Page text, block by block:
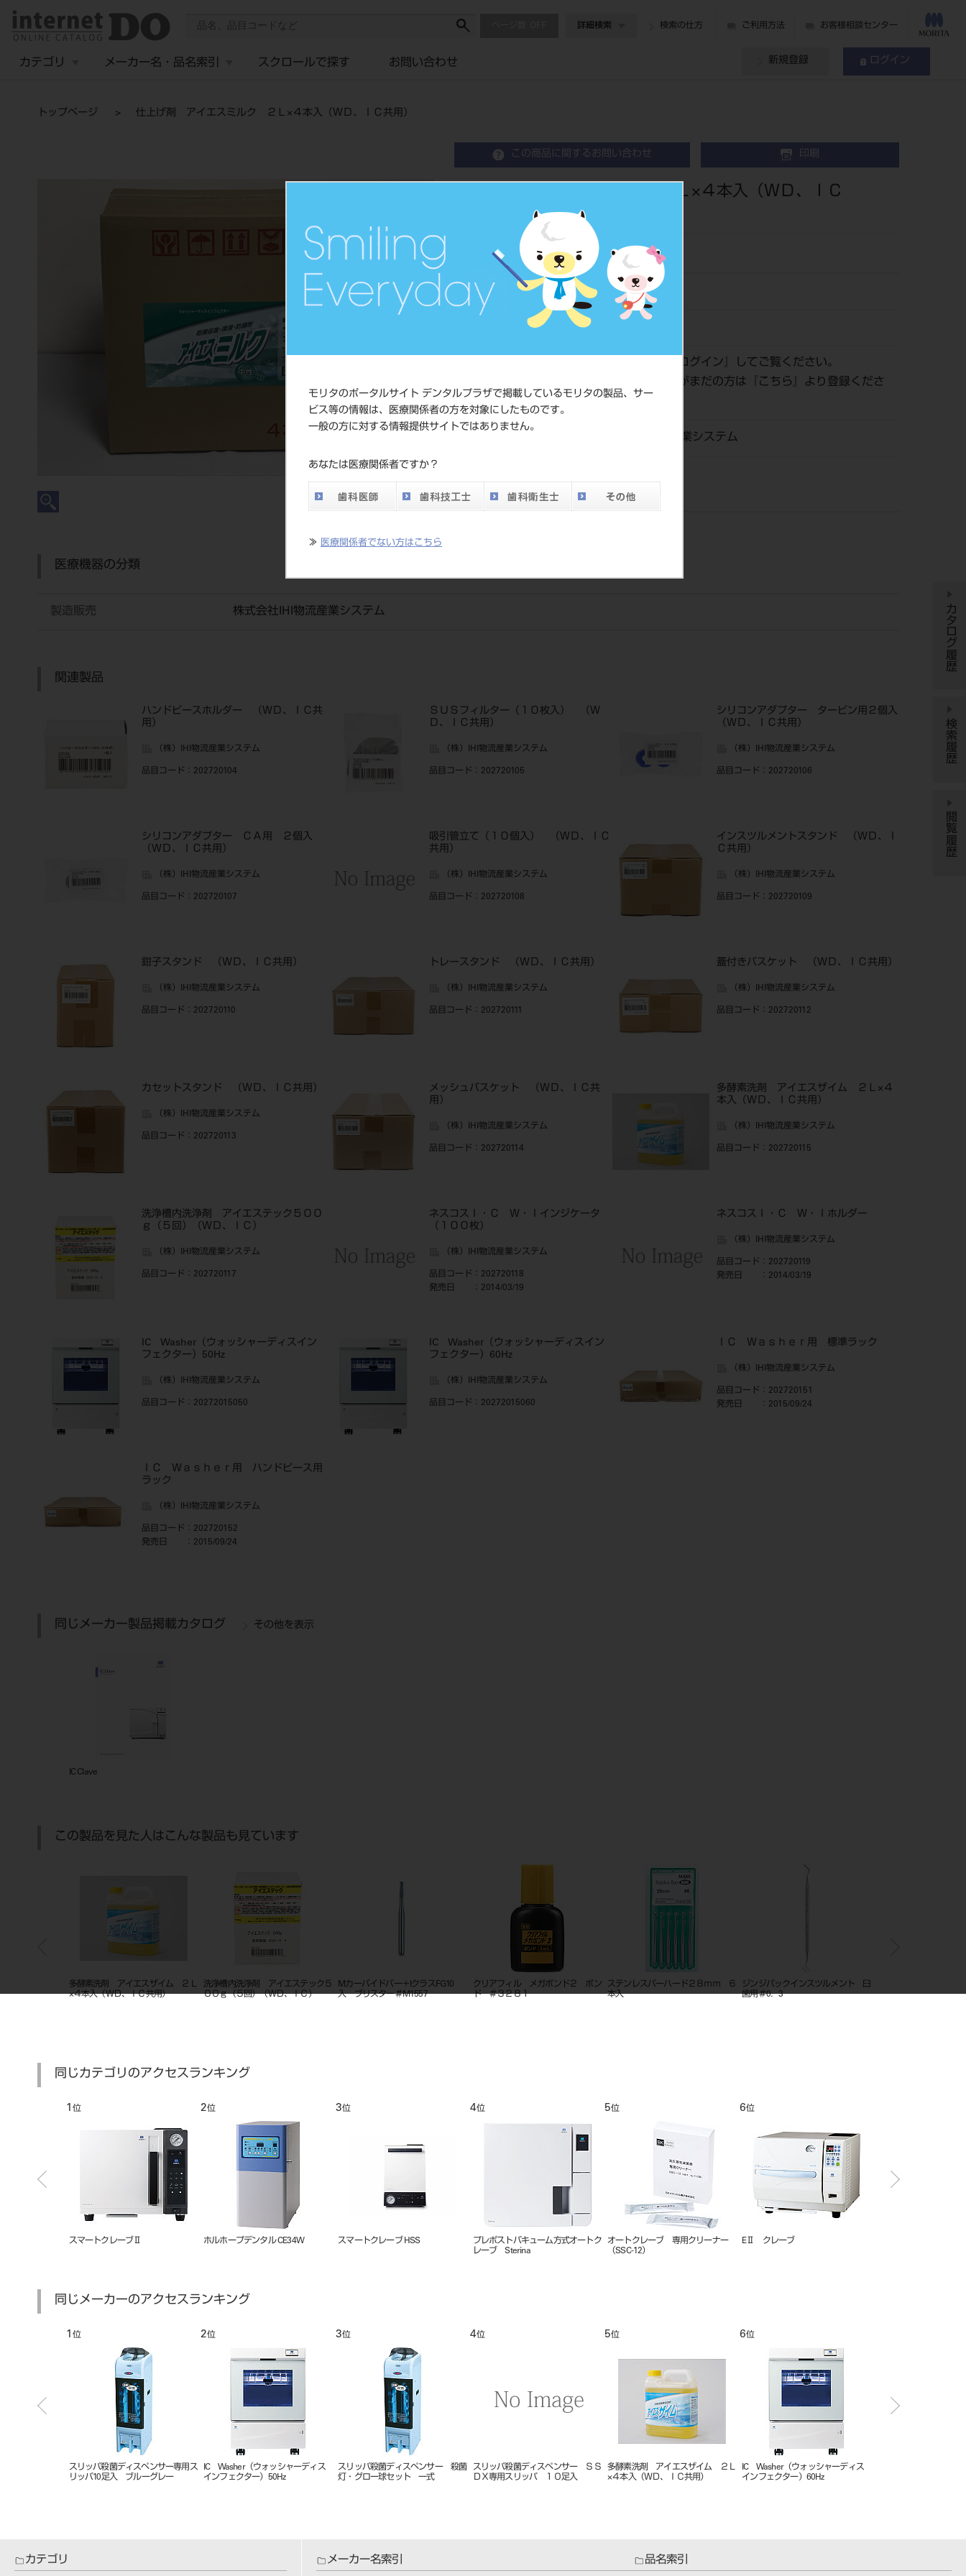
モリタのポータルサイト デンタルプラザで掲載しているモリタの製品、サー
ビス等の情報は、医療関係者の方を対象にしたものです。
一般の方に対する情報提供サイトではありません。
あなたは医療関係者ですか？
≫ 医療関係者でない方はこちら
詳細検索 検索の仕方 ご利用方法 お客様相談センター
カテゴリ メーカー名・品名索引 スクロールで探す お問い合わせ 新規登録 ログイン
トップページ 仕上げ剤 アイエスミルク ２Ｌ×４本入（ＷＤ、ＩＣ共用）
この商品に関するお問い合わせ 印刷
仕上げ剤 アイエスミルク ２Ｌ×４本入（ＷＤ、ＩＣ
品目コード 202720116
JAN/EANコード
ログイン 』してご覧ください。
ネット会員登録がまだの方は『
こちら
』より登録くださ
い。
（株）IHI物流産業システム
ジ
101
医療機器の分類
製造販売 株式会社IHI物流産業システム
関連製品
ハンドピースホルダー （ＷＤ、ＩＣ共
用）
（株）IHI物流産業システム
品目コード ：202720104
ＳＵＳフィルター（１０枚入） （Ｗ
Ｄ、ＩＣ共用）
（株）IHI物流産業システム
品目コード ：202720105
シリコンアダプター タービン用２個入
（ＷＤ、ＩＣ共用）
（株）IHI物流産業システム
品目コード ：202720106
シリコンアダプター ＣＡ用 ２個入
（ＷＤ、ＩＣ共用）
（株）IHI物流産業システム
品目コード ：202720107
吸引管立て（１０個入） （ＷＤ、ＩＣ
共用）
（株）IHI物流産業システム
品目コード ：202720108
インスツルメントスタンド （ＷＤ、Ｉ
Ｃ共用）
（株）IHI物流産業システム
品目コード ：202720109
鉗子スタンド （ＷＤ、ＩＣ共用）
（株）IHI物流産業システム
品目コード ：202720110
トレースタンド （ＷＤ、ＩＣ共用）
（株）IHI物流産業システム
品目コード ：202720111
蓋付きバスケット （ＷＤ、ＩＣ共用）
（株）IHI物流産業システム
品目コード ：202720112
カセットスタンド （ＷＤ、ＩＣ共用）
（株）IHI物流産業システム
品目コード ：202720113
メッシュバスケット （ＷＤ、ＩＣ共
用）
（株）IHI物流産業システム
品目コード ：202720114
多酵素洗剤 アイエスザイム ２Ｌ×４
本入（ＷＤ、ＩＣ共用）
（株）IHI物流産業システム
品目コード ：202720115
洗浄槽内洗浄剤 アイエステック５００
ｇ（５回）（ＷＤ、ＩＣ）
（株）IHI物流産業システム
品目コード ：202720117
ネスコスＩ・Ｃ Ｗ・Ｉインジケータ
（１００枚）
（株）IHI物流産業システム
品目コード ：202720118
発売日
：2014/03/19
ネスコスＩ・Ｃ Ｗ・Ｉホルダー
（株）IHI物流産業システム
品目コード ：202720119
発売日
：2014/03/19
IC Washer（ウォッシャーディスイン
フェクター）50Hz
（株）IHI物流産業システム
品目コード ：20272015050
IC Washer（ウォッシャーディスイン
フェクター）60Hz
（株）IHI物流産業システム
品目コード ：20272015060
ＩＣ Ｗａｓｈｅｒ用 標準ラック
（株）IHI物流産業システム
品目コード ：202720151
発売日
：2015/09/24
ＩＣ Ｗａｓｈｅｒ用 ハンドピース用
ラック
（株）IHI物流産業システム
品目コード ：202720152
発売日
：2015/09/24
同じメーカー製品掲載カタログ その他を表示
IC Clave
この製品を見た人はこんな製品も見ています
多酵素洗剤 アイエスザイム ２Ｌ
×４本入（ＷＤ、ＩＣ共用）
洗浄槽内洗浄剤 アイエステック５
００ｇ（５回）（ＷＤ、ＩＣ）
Mカーバイドバー＋IクラスFG10
入 ブリスター＃M1557
クリアフィル メガボンド２ ボン
ド ＃３２８１
ステンレスバーハード２８ｍｍ ６
本入
ジンジパックインスツルメント 臼
歯用＃0．3
ーン
同じカテゴリのアクセスランキング
1 位
スマートクレーブⅡ
2位
ホルホープデンタル CE34W
3位
スマートクレーブ HSS
4位
プレポストバキューム方式オートク
レーブ Sterina
5位
オートクレーブ 専用クリーナー
（SSC-12）
6位
EⅡ クレーブ
同じメーカーのアクセスランキング
1 位
スリッパ殺菌ディスペンサー専用ス
リッパ10足入 ブルーグレー
2位
IC Washer（ウォッシャーディス
インフェクター）50Hz
3位
スリッパ殺菌ディスペンサー 殺菌
灯・グロー球セット 一式
4位
スリッパ殺菌ディスペンサー ＳＳ
ＤＸ専用スリッパ １０足入
5位
多酵素洗剤 アイエスザイム ２Ｌ
×４本入（ＷＤ、ＩＣ共用）
6位
IC Washer（ウォッシャーディス
インフェクター）60Hz
カタログ履歴
検索履歴
閲覧履歴
カテゴリ メーカー名索引 品名索引